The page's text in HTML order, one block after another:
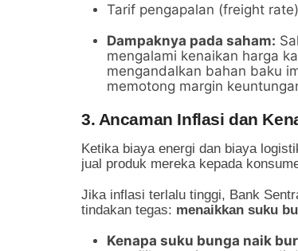
Tarif pengapalan (freight
Dampaknya pada saham:
mengalami kenaikan harga
mengandalkan bahan baku
memotong margin
3. Ancaman Inflasi dan
Ketika biaya energi dan biaya
jual produk mereka kepada
Jika inflasi terlalu tinggi, Bank
tindakan tegas: menaikkan suku
Kenapa suku bunga naik